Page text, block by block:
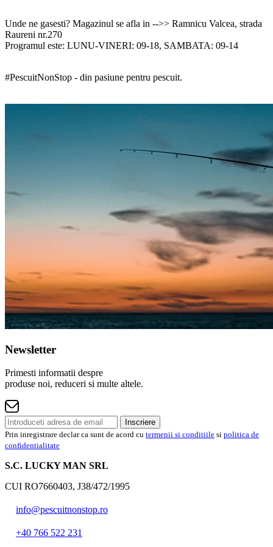
Unde ne gasesti? Magazinul se afla in -->> Ramnicu Valcea, strada
Raureni nr.270
Programul este: LUNU-VINERI: 09-18, SAMBATA: 09-14
#PescuitNonStop - din pasiune pentru pescuit.
Newsletter
Primesti informatii despre
produse noi, reduceri si multe altele.
Inscriere
Prin inregistrare declar ca sunt de acord cu termenii si conditiile si politica de
confidentialitate
S.C. LUCKY MAN SRL
CUI RO7660403, J38/472/1995
info@pescuitnonstop.ro
+40 766 522 231